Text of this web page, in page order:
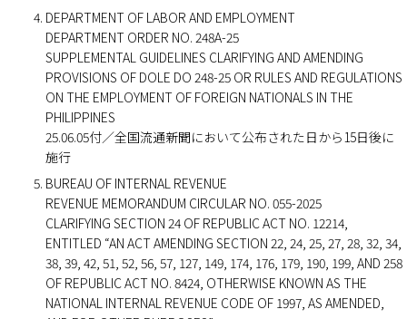
DEPARTMENT OF LABOR AND EMPLOYMENT
DEPARTMENT ORDER NO. 248A-25
SUPPLEMENTAL GUIDELINES CLARIFYING AND AMENDING
PROVISIONS OF DOLE DO 248-25 OR RULES AND REGULATIONS
ON THE EMPLOYMENT OF FOREIGN NATIONALS IN THE
PHILIPPINES
25.06.05付／全国流通新聞において公布された日から15日後に
施行
BUREAU OF INTERNAL REVENUE
REVENUE MEMORANDUM CIRCULAR NO. 055-2025
CLARIFYING SECTION 24 OF REPUBLIC ACT NO. 12214,
ENTITLED “AN ACT AMENDING SECTION 22, 24, 25, 27, 28, 32, 34,
38, 39, 42, 51, 52, 56, 57, 127, 149, 174, 176, 179, 190, 199, AND 258
OF REPUBLIC ACT NO. 8424, OTHERWISE KNOWN AS THE
NATIONAL INTERNAL REVENUE CODE OF 1997, AS AMENDED,